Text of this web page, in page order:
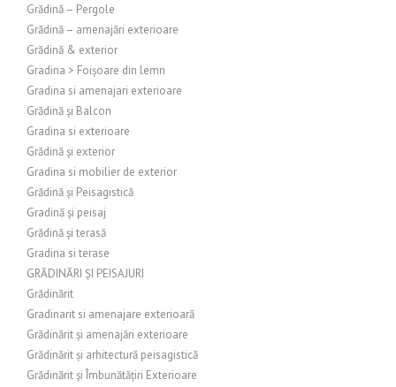
Grădină – Pergole
Grădină – amenajări exterioare
Grădină & exterior
Gradina > Foișoare din lemn
Gradina si amenajari exterioare
Grădină și Balcon
Gradina si exterioare
Grădină și exterior
Gradina si mobilier de exterior
Grădină și Peisagistică
Gradină și peisaj
Grădină și terasă
Gradina si terase
GRĂDINĂRI ȘI PEISAJURI
Grădinărit
Gradinarit si amenajare exterioară
Grădinărit și amenajări exterioare
Grădinărit și arhitectură peisagistică
Grădinărit și Îmbunătățiri Exterioare